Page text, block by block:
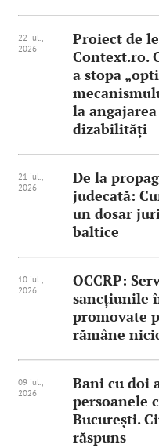
22 iul.,
2026
Proiect de
Context.ro.
a stopa
la
dizabilități
21 iul.,
2026
De la
judecată:
un dosar
baltice
10 iul.,
2026
OCCRP:
sancțiunile
promovate
rămâne
09 iul.,
2026
Bani cu doi
persoanele
București.
răspuns